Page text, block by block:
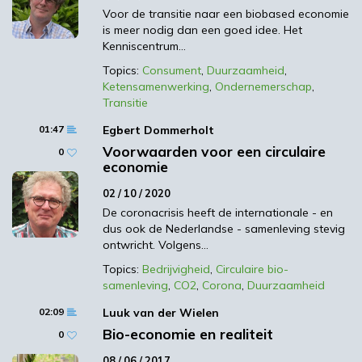
toepassing (Welke nieuwe toepassingen
voor deze biodegradeerbare bloempot zijn
interessant?) of de mogelijkheden om de
toepassing te verbeteren (Hoe zorgen we
ervoor dat deze plastic zak binnen twee
weken degradeert?). Er moet, kortom,
gezocht worden naar toegevoegde waarde.
Het biogebaseerde PEF is een mooi
voorbeeld. Het heeft als voordeel dat het
minder CO2-doorlaat. Kleine PEF-flesjes
kunnen dunner zijn dan hun PET-
soortgenoten: dat is kostenbesparend en
heeft dus toegevoegde waarde. Ander
voorbeeld is PLA: erin verpakte groenten
blijven langer houdbaar en het plastic kan
zó met de groenteresten in de biobak.
Voor de transitie naar een biobased economie
is meer nodig dan een goed idee. Het
Kenniscentrum…
Topics: Consument Duurzaamheid
Ketensamenwerking Ondernemerschap
Transitie
01:47
0
Egbert Dommerholt
Voorwaarden voor een circulaire
economie
02 / 10 / 2020
De coronacrisis heeft de internationale - en
dus ook de Nederlandse - samenleving stevig
ontwricht. Volgens…
Topics: Bedrijvigheid Circulaire bio-
samenleving CO2 Corona Duurzaamheid
02:09
0
Luuk van der Wielen
Bio-economie en realiteit